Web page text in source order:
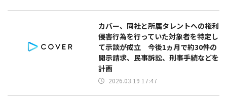
カバー、同社と所属タレントへの権利
侵害行為を行っていた対象者を特定し
て示談が成立 今後1ヵ月で約30件の
開示請求、民事訴訟、刑事手続などを
計画
2026.03.19 17:47